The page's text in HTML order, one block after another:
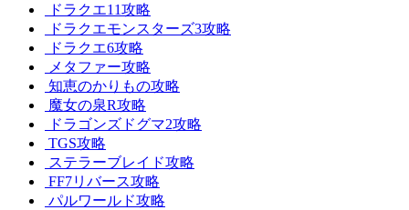
ドラクエ11攻略
ドラクエモンスターズ3攻略
ドラクエ6攻略
メタファー攻略
知恵のかりもの攻略
魔女の泉R攻略
ドラゴンズドグマ2攻略
TGS攻略
ステラーブレイド攻略
FF7リバース攻略
パルワールド攻略